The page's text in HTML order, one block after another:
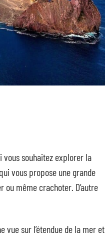
vous souhaitez explorer la
vous propose une grande
même crachoter. D’autre
vue sur l’étendue de la mer et